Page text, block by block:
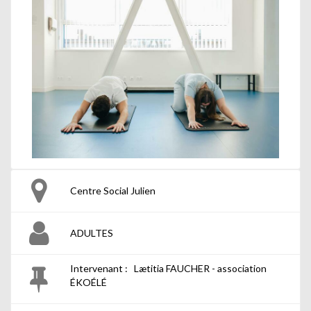
Centre Social Julien
ADULTES
Intervenant : Lætitia FAUCHER - association
ÉKOÉLÉ